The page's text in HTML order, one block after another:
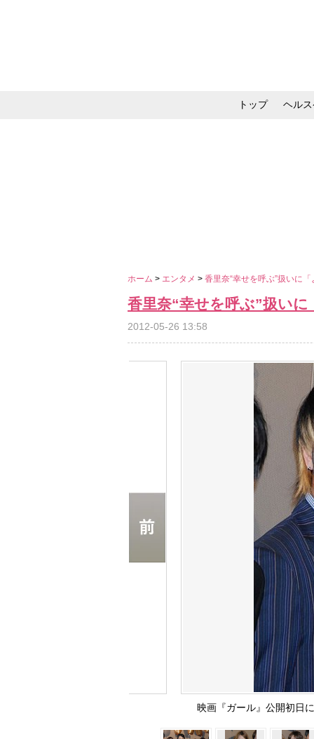
トップ ヘル
ホーム > エンタメ > 香里奈“幸せを呼ぶ”扱いに
香里奈“幸せを呼ぶ”扱い
2012-05-26 13:58
映画『ガール』公開初日